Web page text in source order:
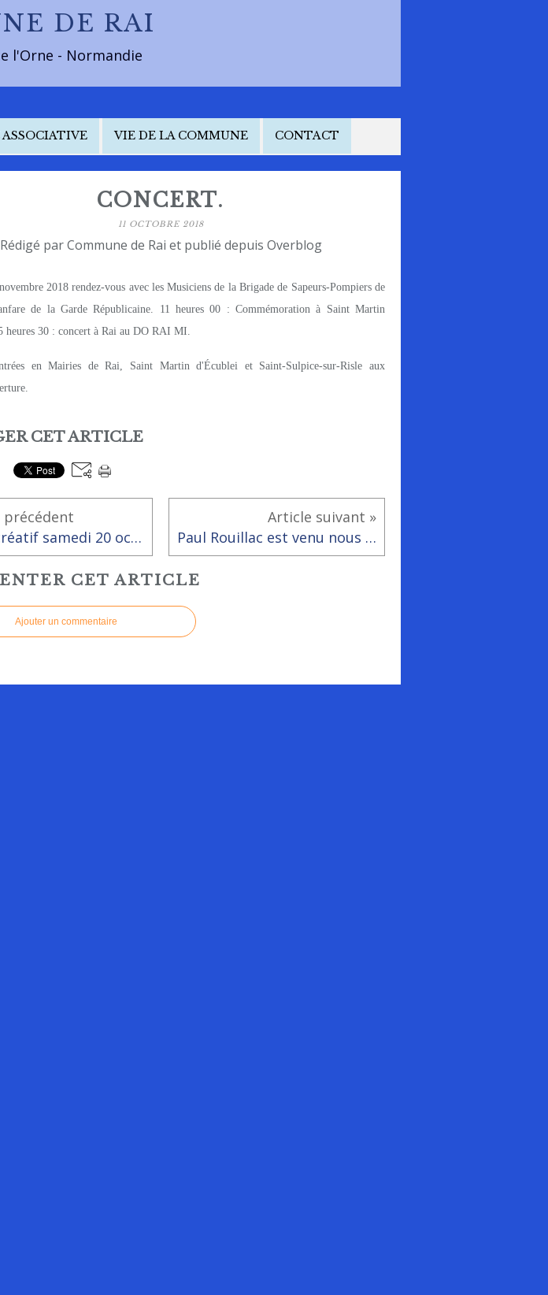
DE RAI
l'Orne - Normandie
ASSOCIATIVE VIE DE LA COMMUNE CONTACT
CONCERT.
11 OCTOBRE 2018
Rédigé par Commune de Rai et publié depuis Overblog
2018 rendez-vous avec les Musiciens de la Brigade de Sapeurs-Pompiers de
de la Garde Républicaine. 11 heures 00 : Commémoration à Saint Martin
heures 30 : concert à Rai au DO RAI MI.
en Mairies de Rai, Saint Martin d'Écublei et Saint-Sulpice-sur-Risle aux
CET ARTICLE
précédent
Atelier créatif samedi 20 octobre 2018
Article suivant »
Paul Rouillac est venu nous apprendre à faire des Pop Up à la bibliothèque
CET ARTICLE
Ajouter un commentaire